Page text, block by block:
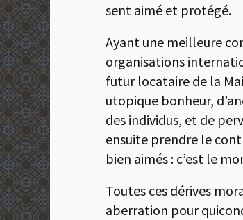
sent aimé et protégé.
Ayant une meilleure
organisations
futur locataire de la
utopique bonheur,
des individus, et de
ensuite prendre le
bien aimés : c’est le
Toutes ces dérives
aberration pour